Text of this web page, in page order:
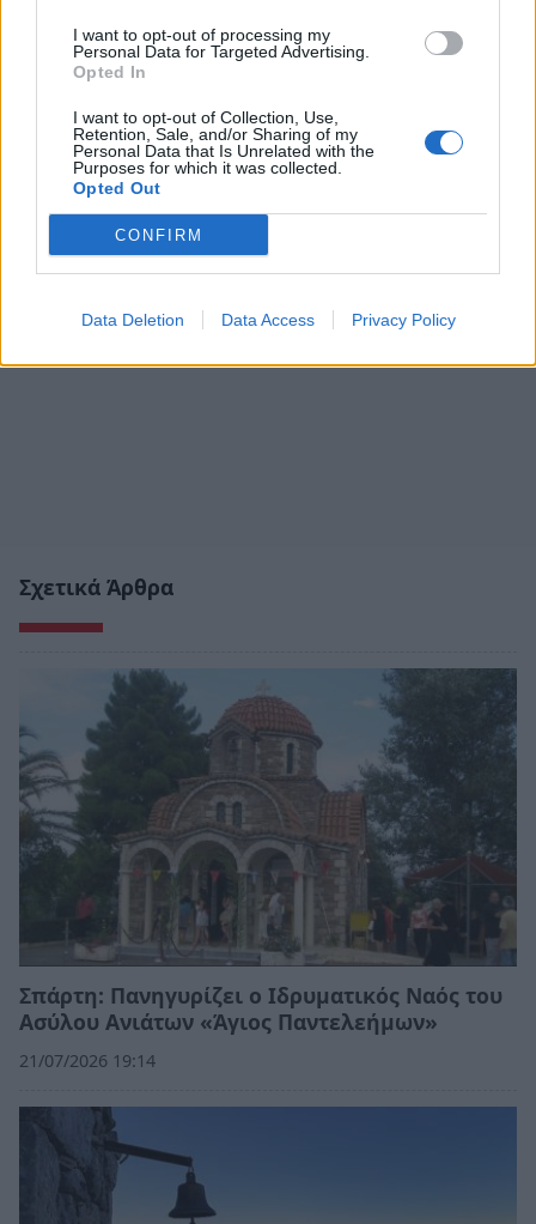
I want to opt-out of processing my
Personal Data for Targeted Advertising.
Opted In
I want to opt-out of Collection, Use,
Retention, Sale, and/or Sharing of my
Personal Data that Is Unrelated with the
Purposes for which it was collected.
Opted Out
CONFIRM
Data Deletion Data Access Privacy Policy
Σχετικά Άρθρα
Σπάρτη: Πανηγυρίζει ο Ιδρυματικός Ναός του
Ασύλου Ανιάτων «Άγιος Παντελεήμων»
21/07/2026 19:14